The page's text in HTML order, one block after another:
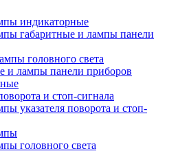
индикаторные
габаритные и лампы панели
головного света
и лампы панели приборов
и стоп-сигнала
указателя поворота и стоп-
головного света